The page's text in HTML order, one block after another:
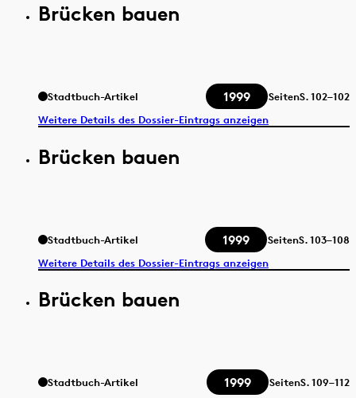
Brücken bauen
Stadtbuch-Artikel 1999 SeitenS.102–102
Weitere Details des Dossier-Eintrags anzeigen
Brücken bauen
Stadtbuch-Artikel 1999 SeitenS.103–108
Weitere Details des Dossier-Eintrags anzeigen
Brücken bauen
Stadtbuch-Artikel 1999 SeitenS.109–112